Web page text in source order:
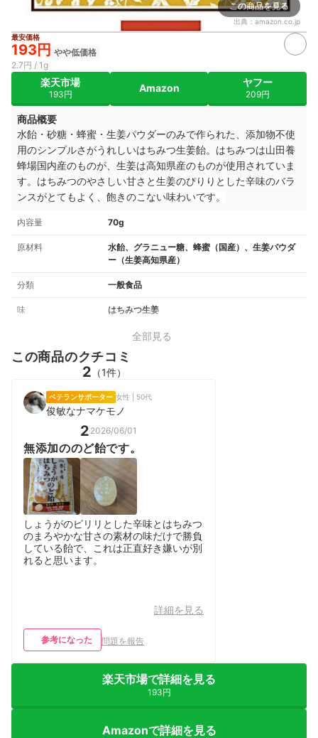
この商品を見る
出典： amazon.co.jp
最安価格
193円 やや低価格
2.7円 / 1g
楽天市場
193円
Amazon ヤフー
209円
商品概要
水飴・砂糖・蜂蜜・生姜パウダーのみで作られた、添加物不使
用のシンプルさがうれしいはちみつ生姜飴。はちみつは山田養
蜂場国内産のものが、生姜は高知県産のものが使用されていま
す。 はちみつのやさしい甘さと生姜のぴりりとした辛味のバラ
ンスがとてもよく、飽きのこない味わいです。
内容量 70g
原材料
水飴、グラニュー糖、蜂蜜（国産）、生姜パウダ
ー（生姜高知県産）
分類 一般食品
味 はちみつ生姜
全部見る
この商品のクチコミ
2 （1件）
ベテランサポーター 女性 | 50代
俊敏なナマケモノ
2 2026/06/01
無添加ののど飴です。
しょうがのピリリとした辛味とはちみつ
のまろやかな甘さの素材の味だけで勝負
している飴で、これは正直好き嫌いが別
れると思います。
詳細を見る
参考になった 問題を報告
楽天市場で詳細を見る
193円
Amazonで詳細を見る